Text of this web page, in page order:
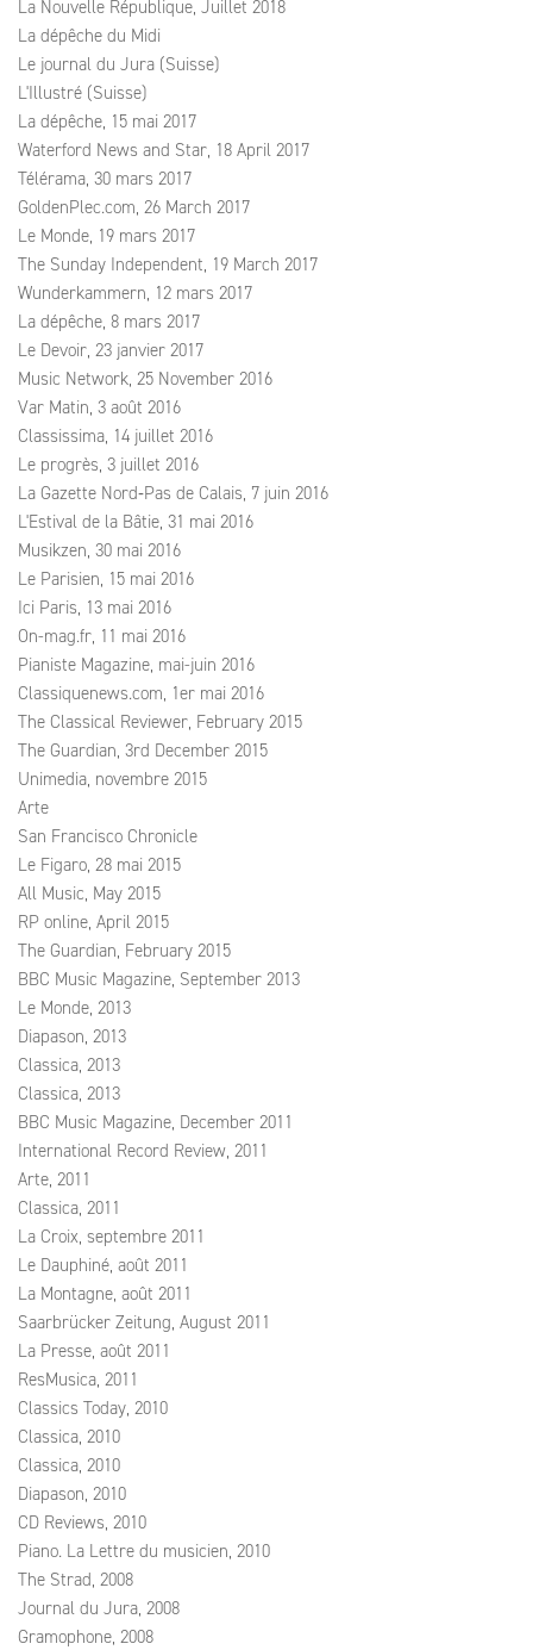
La Nouvelle République, Juillet 2018
La dépêche du Midi
Le journal du Jura (Suisse)
L'Illustré (Suisse)
La dépêche, 15 mai 2017
Waterford News and Star, 18 April 2017
Télérama, 30 mars 2017
GoldenPlec.com, 26 March 2017
Le Monde, 19 mars 2017
The Sunday Independent, 19 March 2017
Wunderkammern, 12 mars 2017
La dépêche, 8 mars 2017
Le Devoir, 23 janvier 2017
Music Network, 25 November 2016
Var Matin, 3 août 2016
Classissima, 14 juillet 2016
Le progrès, 3 juillet 2016
La Gazette Nord‑Pas de Calais, 7 juin 2016
L'Estival de la Bâtie, 31 mai 2016
Musikzen, 30 mai 2016
Le Parisien, 15 mai 2016
Ici Paris, 13 mai 2016
On-mag.fr, 11 mai 2016
Pianiste Magazine, mai-juin 2016
Classiquenews.com, 1er mai 2016
The Classical Reviewer, February 2015
The Guardian, 3rd December 2015
Unimedia, novembre 2015
Arte
San Francisco Chronicle
Le Figaro, 28 mai 2015
All Music, May 2015
RP online, April 2015
The Guardian, February 2015
BBC Music Magazine, September 2013
Le Monde, 2013
Diapason, 2013
Classica, 2013
Classica, 2013
BBC Music Magazine, December 2011
International Record Review, 2011
Arte, 2011
Classica, 2011
La Croix, septembre 2011
Le Dauphiné, août 2011
La Montagne, août 2011
Saarbrücker Zeitung, August 2011
La Presse, août 2011
ResMusica, 2011
Classics Today, 2010
Classica, 2010
Classica, 2010
Diapason, 2010
CD Reviews, 2010
Piano. La Lettre du musicien, 2010
The Strad, 2008
Journal du Jura, 2008
Gramophone, 2008